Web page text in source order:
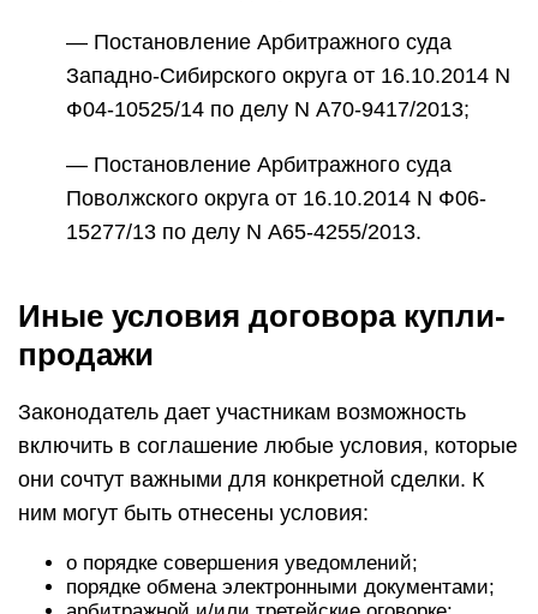
— Постановление Арбитражного суда
Западно-Сибирского округа от 16.10.2014 N
Ф04-10525/14 по делу N А70-9417/2013;
— Постановление Арбитражного суда
Поволжского округа от 16.10.2014 N Ф06-
15277/13 по делу N А65-4255/2013.
Иные условия договора купли-
продажи
Законодатель дает участникам возможность
включить в соглашение любые условия, которые
они сочтут важными для конкретной сделки. К
ним могут быть отнесены условия:
о порядке совершения уведомлений;
порядке обмена электронными документами;